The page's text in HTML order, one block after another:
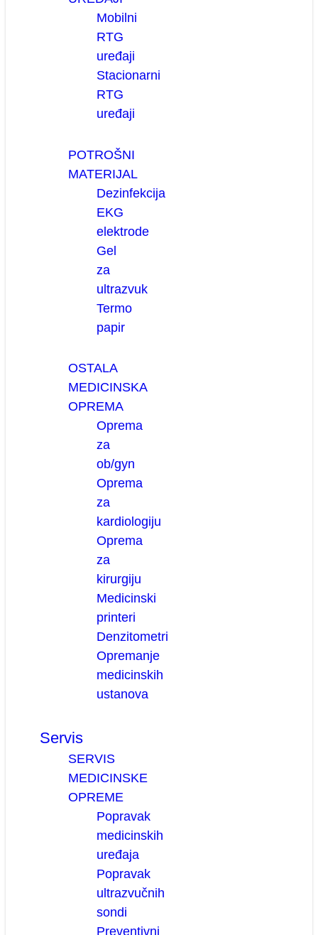
Mobilni
RTG
uređaji
Stacionarni
RTG
uređaji
POTROŠNI
MATERIJAL
Dezinfekcija
EKG
elektrode
Gel
za
ultrazvuk
Termo
papir
OSTALA
MEDICINSKA
OPREMA
Oprema
za
ob/gyn
Oprema
za
kardiologiju
Oprema
za
kirurgiju
Medicinski
printeri
Denzitometri
Opremanje
medicinskih
ustanova
Servis
SERVIS
MEDICINSKE
OPREME
Popravak
medicinskih
uređaja
Popravak
ultrazvučnih
sondi
Preventivni